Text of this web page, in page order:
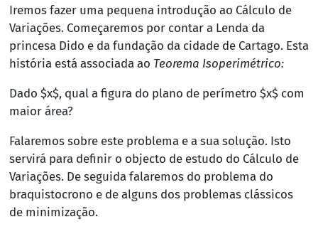
Iremos fazer uma pequena introdução ao Cálculo de
Variações. Começaremos por contar a Lenda da
princesa Dido e da fundação da cidade de Cartago. Esta
história está associada ao Teorema Isoperimétrico:
Dado $x$, qual a figura do plano de perímetro $x$ com
maior área?
Falaremos sobre este problema e a sua solução. Isto
servirá para definir o objecto de estudo do Cálculo de
Variações. De seguida falaremos do problema do
braquistocrono e de alguns dos problemas clássicos
de minimização.